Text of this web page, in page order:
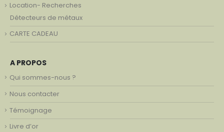
Location- Recherches
Détecteurs de métaux
CARTE CADEAU
A PROPOS
Qui sommes-nous ?
Nous contacter
Témoignage
Livre d’or